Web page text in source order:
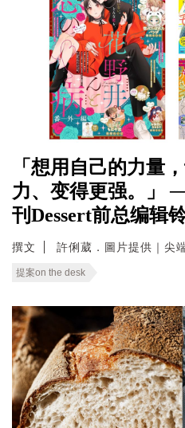
「想用自己的力量
力、变得更强。」
刊Dessert前总编辑
撰文 許俐葳．圖片提供｜尖
提案on the desk